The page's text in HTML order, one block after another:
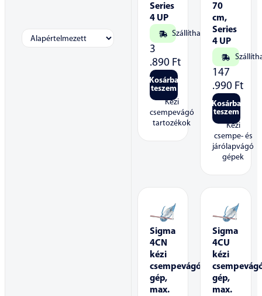
Series
4 UP
Szállítható
3
.890 Ft
Kosárba
teszem
Kézi
csempevágó
tartozékok
70
cm,
Series
4 UP
147
.990 Ft
Kosárba
teszem
Kézi
csempe- és
járólapvágó
gépek
Sigma
4CN
kézi
csempevágó
gép,
max.
Sigma
4CU
kézi
gép,
max.